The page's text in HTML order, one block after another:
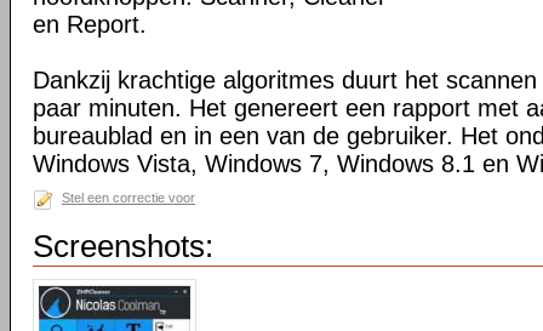
en Report.
Dankzij krachtige algoritmes duurt het
paar minuten. Het genereert een rapport met
bureaublad en in een van de gebruiker. Het
Windows Vista, Windows 7, Windows 8.1 en
Stel een correctie voor
Screenshots: